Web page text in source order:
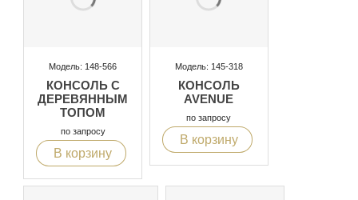
Модель: 148-566
КОНСОЛЬ С
ДЕРЕВЯННЫМ
ТОПОМ
по запросу
В корзину
Модель: 145-318
КОНСОЛЬ
AVENUE
по запросу
В корзину